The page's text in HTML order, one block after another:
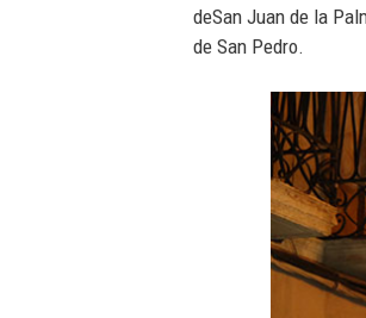
deSan Juan de la
de San Pedro.